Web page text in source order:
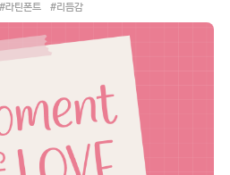
#라틴폰트 #리듬감